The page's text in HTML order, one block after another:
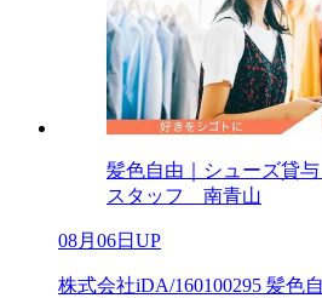
髪色自由｜シューズ貸
スタッフ 南青山
08月06日UP
株式会社iDA/160100295 髪色